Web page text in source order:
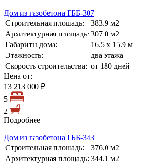
Дом из газобетона ГББ-307
Строительная площадь:
383.9 м2
Архитектурная площадь: 307.0 м2
Габариты дома:
16.5 х 15.9 м
Этажность:
два этажа
Скорость строительства: от 180 дней
Цена от:
13 213 000 ₽
5
2
Подробнее
Дом из газобетона ГББ-343
Строительная площадь:
376.0 м2
Архитектурная площадь: 344.1 м2